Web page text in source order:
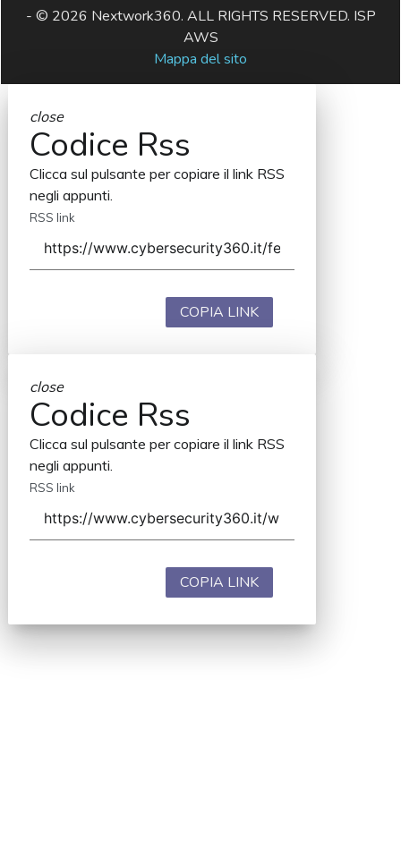
- © 2026 Nextwork360. ALL RIGHTS RESERVED. ISP
AWS
Mappa del sito
close
Codice Rss
Clicca sul pulsante per copiare il link RSS
negli appunti.
RSS link
COPIA LINK
close
Codice Rss
Clicca sul pulsante per copiare il link RSS
negli appunti.
RSS link
COPIA LINK